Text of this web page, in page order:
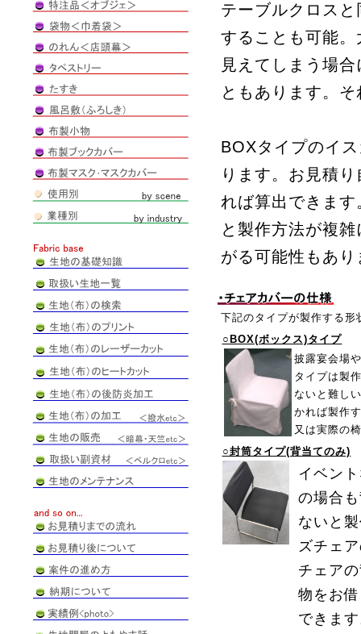
テーブルクロス
することも可能
見えてしまう場
ともあります。
BOXタイプのイ
ります。お見積
れば算出できま
と製作方法が複
がる可能性もあり
下記のタイプが製作する形
○BOX(ボックス)タイプ
披露宴会場
タイプは製
ないと難し
かれば製作
又は実際の
○封筒タイプ(背当てのみ)
イベン
の場合
ないと
ズチェ
チェア
物をお
できま